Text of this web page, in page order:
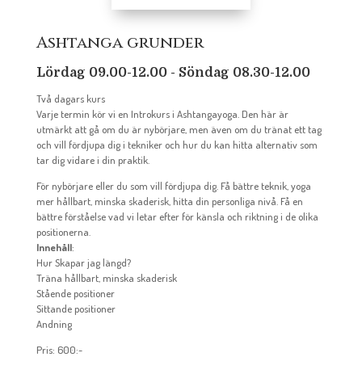
Ashtanga grunder
Lördag 09.00-12.00 - Söndag 08.30-12.00
Två dagars kurs
Varje termin kör vi en Introkurs i Ashtangayoga. Den här är
utmärkt att gå om du är nybörjare, men även om du tränat ett tag
och vill fördjupa dig i tekniker och hur du kan hitta alternativ som
tar dig vidare i din praktik.
För nybörjare eller du som vill fördjupa dig. Få bättre teknik, yoga
mer hållbart, minska skaderisk, hitta din personliga nivå. Få en
bättre förståelse vad vi letar efter för känsla och riktning i de olika
positionerna.
Innehåll:
Hur Skapar jag längd?
Träna hållbart, minska skaderisk
Stående positioner
Sittande positioner
Andning
Pris: 600:-